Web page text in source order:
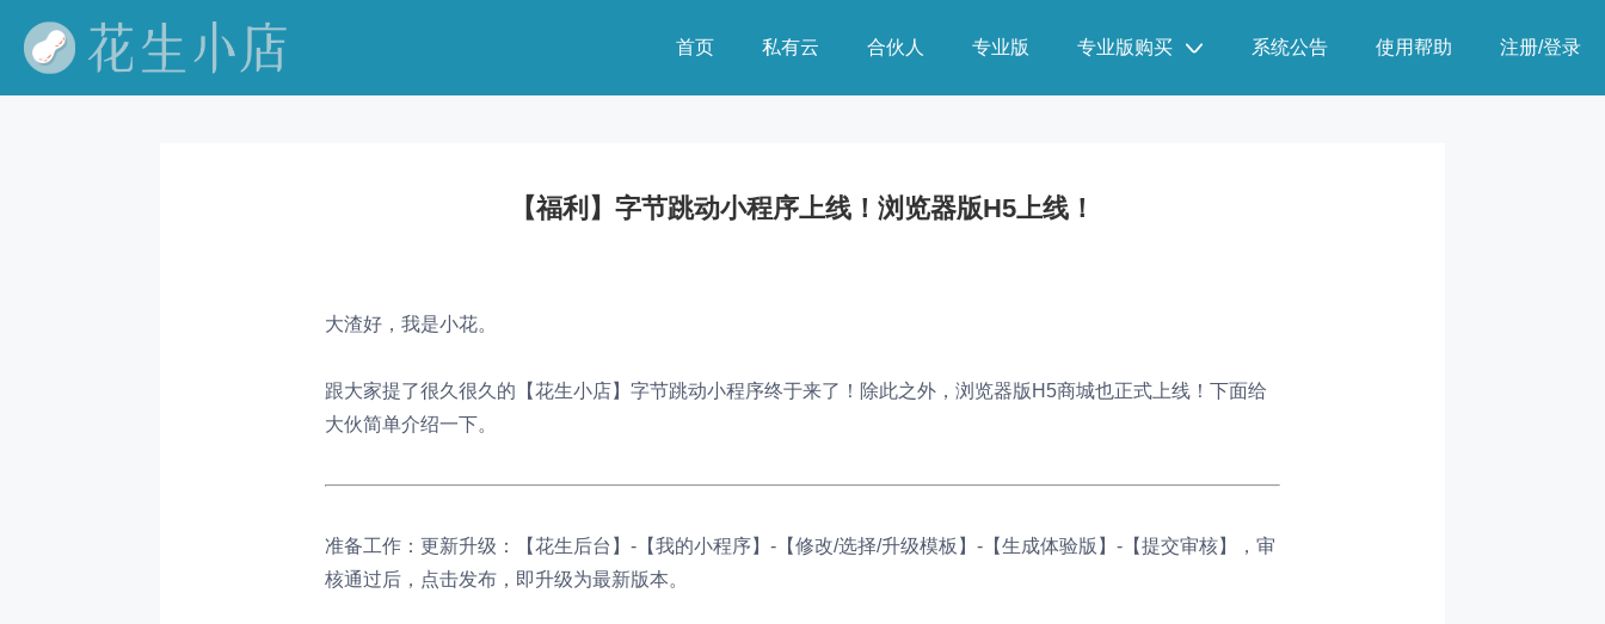
首页 私有云 合伙人 专业版 专业版购买 系统公告 使用帮助 注册/登录
【福利】字节跳动小程序上线！浏览器版H5上线！
大渣好，我是小花。
跟大家提了很久很久的【花生小店】字节跳动小程序终于来了！除此之外，浏览器版H5商城也正式上线！下面给
大伙简单介绍一下。
准备工作： 更新升级：【花生后台】-【我的小程序】-【修改/选择/升级模板】-【生成体验版】-【提交审核】，审
核通过后，点击发布，即升级为最新版本。